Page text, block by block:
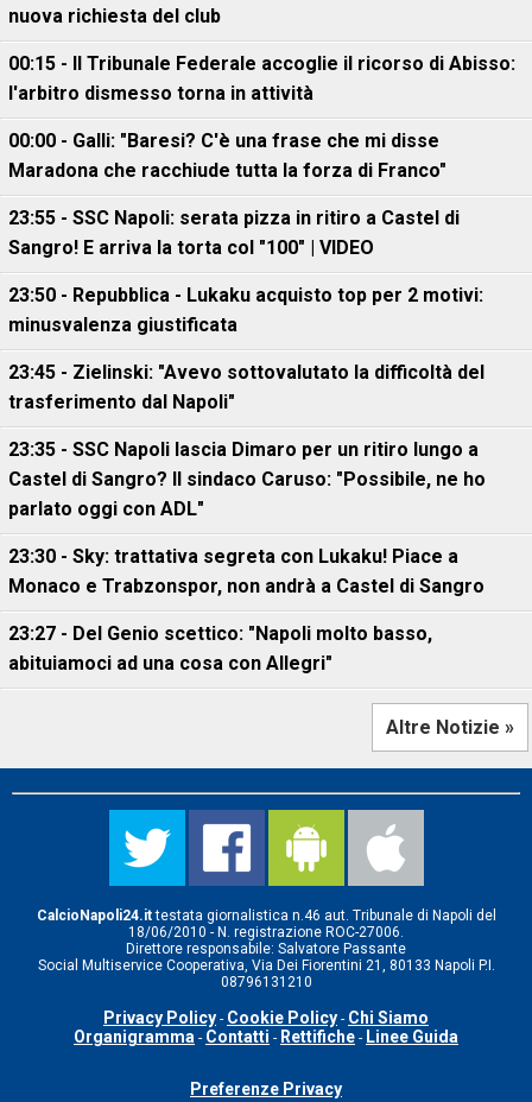
nuova richiesta del club
00:15 - Il Tribunale Federale accoglie il ricorso di Abisso:
l'arbitro dismesso torna in attività
00:00 - Galli: "Baresi? C'è una frase che mi disse
Maradona che racchiude tutta la forza di Franco"
23:55 - SSC Napoli: serata pizza in ritiro a Castel di
Sangro! E arriva la torta col "100" | VIDEO
23:50 - Repubblica - Lukaku acquisto top per 2 motivi:
minusvalenza giustificata
23:45 - Zielinski: "Avevo sottovalutato la difficoltà del
trasferimento dal Napoli"
23:35 - SSC Napoli lascia Dimaro per un ritiro lungo a
Castel di Sangro? Il sindaco Caruso: "Possibile, ne ho
parlato oggi con ADL"
23:30 - Sky: trattativa segreta con Lukaku! Piace a
Monaco e Trabzonspor, non andrà a Castel di Sangro
23:27 - Del Genio scettico: "Napoli molto basso,
abituiamoci ad una cosa con Allegri"
Altre Notizie »
CalcioNapoli24.ittestata giornalistica n.46 aut. Tribunale di Napoli del
18/06/2010 - N. registrazione ROC-27006.
Direttore responsabile: Salvatore Passante
Social Multiservice Cooperativa, Via Dei Fiorentini 21, 80133 Napoli P.I.
08796131210
Privacy Policy - Cookie Policy - Chi Siamo
Organigramma - Contatti - Rettifiche - Linee Guida
Preferenze Privacy